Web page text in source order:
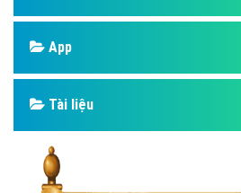
App
Tài liệu